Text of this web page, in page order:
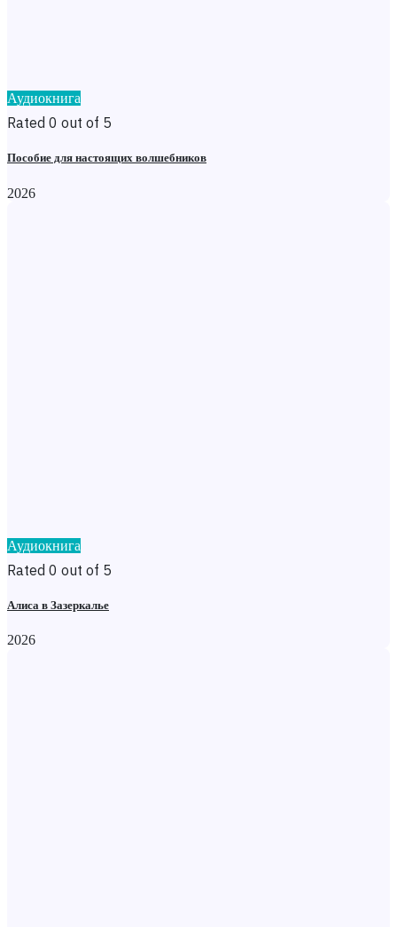
Аудиокнига
Rated 0 out of 5
Пособие для настоящих волшебников
2026
Аудиокнига
Rated 0 out of 5
Алиса в Зазеркалье
2026